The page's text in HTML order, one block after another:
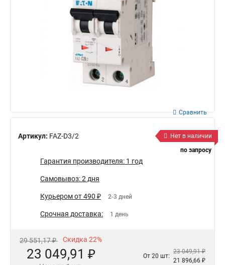
Артикул: FAZ-D3/2
Сравнить
Нет в наличии
по запросу
Гарантия производителя: 1 год
Самовывоз: 2 дня
Курьером от 490 ₽ 2-3 дней
Срочная доставка: 1 день
29 551,17 ₽ Скидка 22%
23 049,91 ₽ От 20 шт:
23 049,91 ₽
21 896,66 ₽